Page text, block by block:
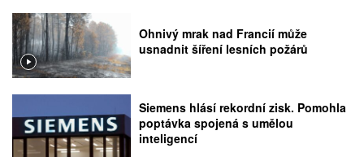
Ohnivý mrak nad Francií může
usnadnit šíření lesních požárů
Siemens hlásí rekordní zisk. Pomohla
poptávka spojená s umělou
inteligencí